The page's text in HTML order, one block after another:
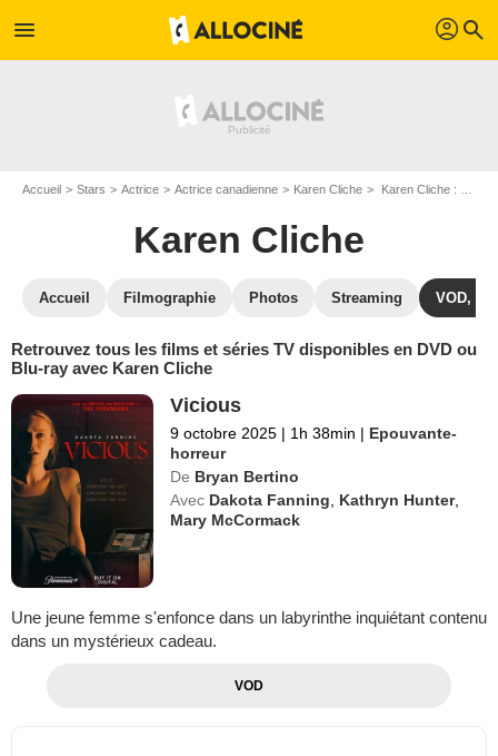
menu profil search
Accueil Stars Actrice Actrice canadienne Karen Cliche Karen Cliche : ses Blu-Ray, DVD, VOD, SVOD
Karen Cliche
Accueil Filmographie Photos Streaming VOD,
Retrouvez tous les films et séries TV disponibles en DVD ou
Blu-ray avec Karen Cliche
Vicious
9 octobre 2025 | 1h 38min | Epouvante-
horreur
De Bryan Bertino
Avec Dakota Fanning Kathryn Hunter,
Mary McCormack
Une jeune femme s'enfonce dans un labyrinthe inquiétant contenu
dans un mystérieux cadeau.
VOD